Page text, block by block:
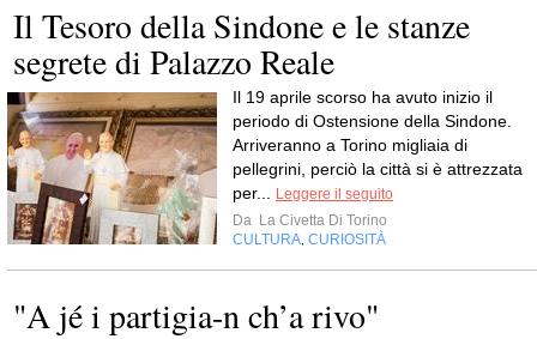
Il Tesoro della Sindone e le stanze
segrete di Palazzo Reale
Il 19 aprile scorso ha avuto inizio il
periodo di Ostensione della Sindone.
Arriveranno a Torino migliaia di
pellegrini, perciò la città si è attrezzata
per...
Leggere il seguito
Da La Civetta Di Torino
CULTURA CURIOSITÀ
"A jé i partigia-n ch’a rivo"